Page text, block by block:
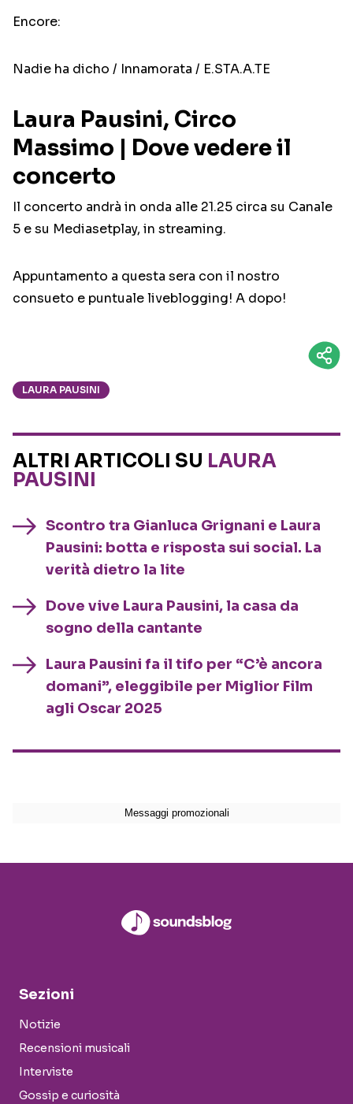
Encore:
Nadie ha dicho / Innamorata / E.STA.A.TE
Laura Pausini, Circo
Massimo | Dove vedere il
concerto
Il concerto andrà in onda alle 21.25 circa su Canale
5 e su Mediasetplay, in streaming.
Appuntamento a questa sera con il nostro
consueto e puntuale liveblogging! A dopo!
LAURA PAUSINI
ALTRI ARTICOLI SU LAURA
PAUSINI
Scontro tra Gianluca Grignani e Laura
Pausini: botta e risposta sui social. La
verità dietro la lite
Dove vive Laura Pausini, la casa da
sogno della cantante
Laura Pausini fa il tifo per “C’è ancora
domani”, eleggibile per Miglior Film
agli Oscar 2025
Sezioni
Notizie
Recensioni musicali
Interviste
Gossip e curiosità